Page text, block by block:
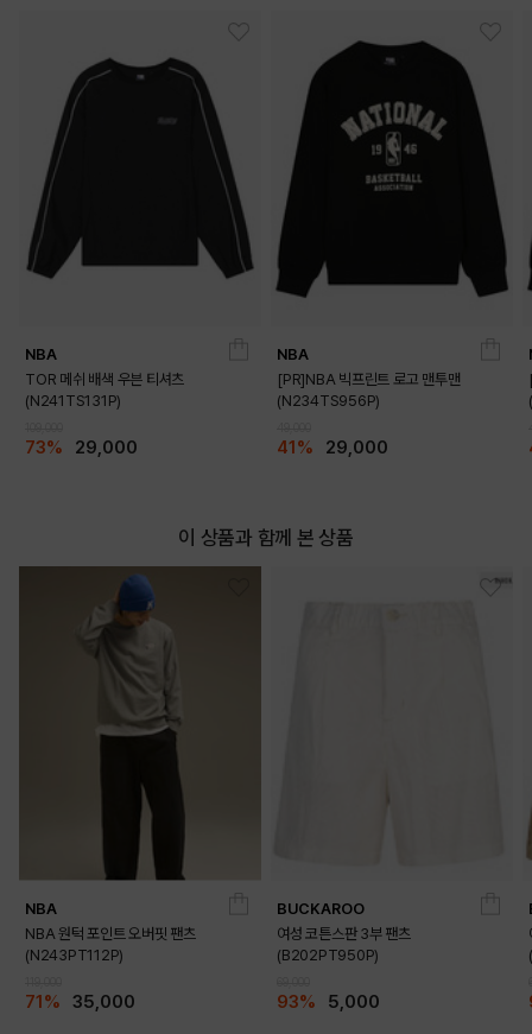
NBA
TOR 메쉬 배색 우븐 티셔츠
(N241TS131P)
73% 29,000
NBA
[PR]NBA 빅프린트 로고 맨투맨
(N234TS956P)
41% 29,000
이 상품과 함께 본 상품
NBA
NBA 원턱 포인트 오버핏 팬츠
(N243PT112P)
71% 35,000
BUCKAROO
여성 코튼스판 3부 팬츠
(B202PT950P)
93% 5,000